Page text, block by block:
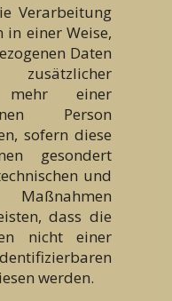
Verarbeitung
in einer Weise,
Daten
mehr einer
Person
sofern diese
gesondert
und
dass die
nicht einer
werden.